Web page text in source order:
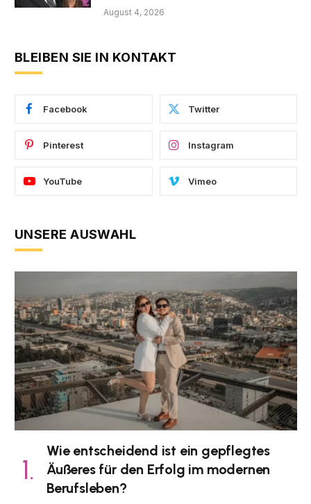
August 4, 2026
BLEIBEN SIE IN KONTAKT
Facebook Twitter
Pinterest Instagram
YouTube Vimeo
UNSERE AUSWAHL
Wie entscheidend ist ein gepflegtes
Äußeres für den Erfolg im modernen
Berufsleben?